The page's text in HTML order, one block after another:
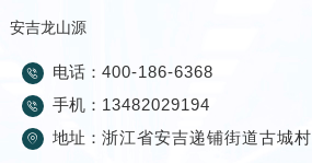
安吉龙山源
电话： 400-186-6368
手机： 13482029194
地址： 浙江省安吉递铺街道古城村